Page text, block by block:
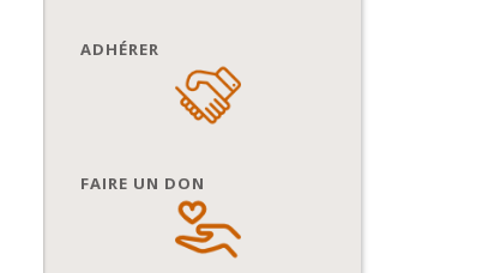
ADHÉRER
FAIRE UN DON